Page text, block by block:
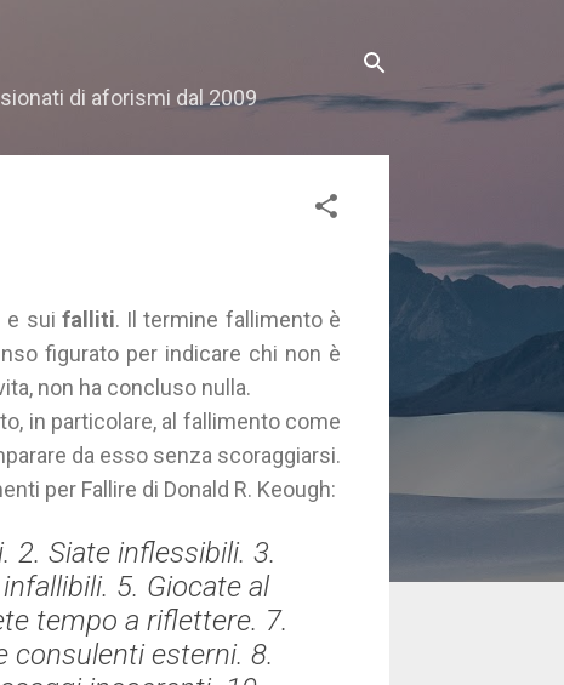
di aforismi dal 2009
e sui falliti. Il termine fallimento è
figurato per indicare chi non è
non ha concluso nulla.
in particolare, al fallimento come
da esso senza scoraggiarsi.
per Fallire di Donald R. Keough:
2. Siate inflessibili. 3.
5. Giocate al
tempo a riflettere. 7.
consulenti esterni. 8.